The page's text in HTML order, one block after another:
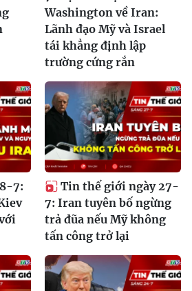
Washington về Iran:
Lãnh đạo Mỹ và Israel
tái khẳng định lập
trường cứng rắn
7:
Tin thế giới ngày 27-
7: Iran tuyên bố ngừng
trả đũa nếu Mỹ không
tấn công trở lại